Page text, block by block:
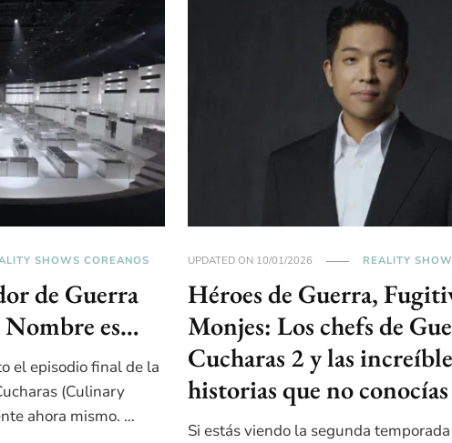
SHOWS COREANOS
de Guerra
Nombre es…
el episodio final de la
(Culinary
ahora mismo. …
UPDATED ON 10/01/2026 REALITY
Héroes de Guerra,
Monjes: Los chefs de
Cucharas 2 y las
historias que no conocías
Si estás viendo la segunda